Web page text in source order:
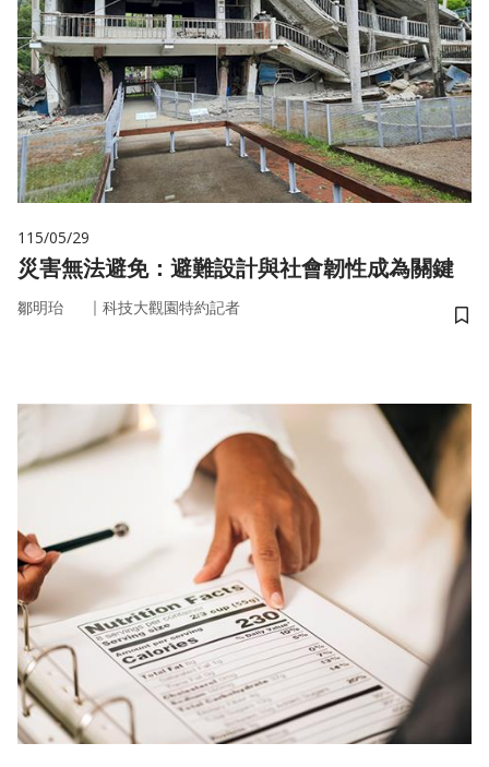
115/05/29
災害無法避免：避難設計與社會韌性成為關鍵
鄒明珆 ｜ 科技大觀園特約記者
儲